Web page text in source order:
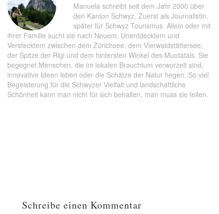
Manuela schreibt seit dem Jahr 2000 über
den Kanton Schwyz. Zuerst als Journalistin,
später für Schwyz Tourismus. Allein oder mit
ihrer Familie sucht sie nach Neuem, Unentdecktem und
Verstecktem zwischen dem Zürichsee, dem Vierwaldstättersee,
der Spitze der Rigi und dem hintersten Winkel des Muotatals. Sie
begegnet Menschen, die im lokalen Brauchtum verwurzelt sind,
innovative Ideen leben oder die Schätze der Natur hegen. So viel
Begeisterung für die Schwyzer Vielfalt und landschaftliche
Schönheit kann man nicht für sich behalten, man muss sie teilen.
Schreibe einen Kommentar